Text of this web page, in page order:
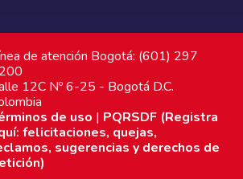
de atención Bogotá: (601) 297
12C Nº 6-25 - Bogotá D.C.
de uso | PQRSDF (Registra
felicitaciones, quejas,
sugerencias y derechos de